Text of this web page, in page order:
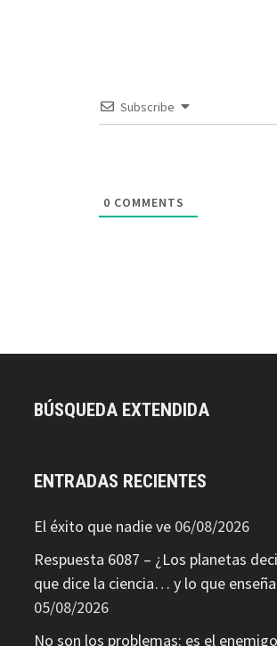
Subscribe
0 COMMENTS
BÚSQUEDA EXTENDIDA
ENTRADAS RECIENTES
El éxito que nadie ve 06/08/2026
Respuesta 6087 – ¿Los planetas
que dice la ciencia… y lo que
05/08/2026
No son los problemas: es el